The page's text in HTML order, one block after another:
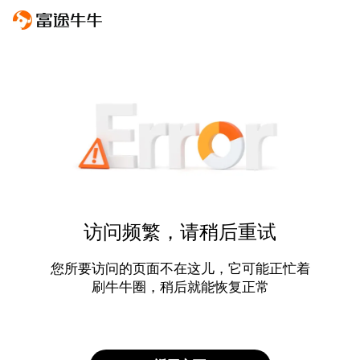
访问频繁，请稍后重试
您所要访问的页面不在这儿，它可能正忙着
刷牛牛圈，稍后就能恢复正常